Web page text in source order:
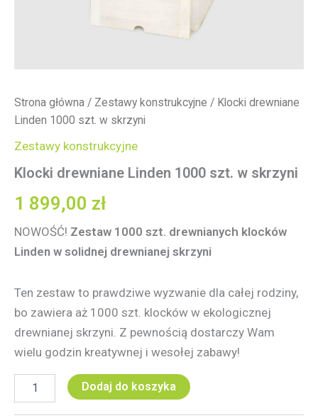
Strona główna / Zestawy konstrukcyjne / Klocki drewniane
Linden 1000 szt. w skrzyni
Zestawy konstrukcyjne
Klocki drewniane Linden 1000 szt. w skrzyni
1 899,00 zł
NOWOŚĆ! Zestaw 1000 szt. drewnianych klocków
Linden w solidnej drewnianej skrzyni
Ten zestaw to prawdziwe wyzwanie dla całej rodziny,
bo zawiera aż 1000 szt. klocków w ekologicznej
drewnianej skrzyni. Z pewnością dostarczy Wam
wielu godzin kreatywnej i wesołej zabawy!
Dodaj do koszyka